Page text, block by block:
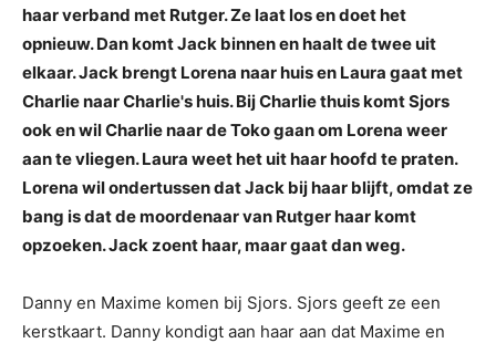
haar verband met Rutger. Ze laat los en doet het
opnieuw. Dan komt Jack binnen en haalt de twee uit
elkaar. Jack brengt Lorena naar huis en Laura gaat met
Charlie naar Charlie's huis. Bij Charlie thuis komt Sjors
ook en wil Charlie naar de Toko gaan om Lorena weer
aan te vliegen. Laura weet het uit haar hoofd te praten.
Lorena wil ondertussen dat Jack bij haar blijft, omdat ze
bang is dat de moordenaar van Rutger haar komt
opzoeken. Jack zoent haar, maar gaat dan weg.
Danny en Maxime komen bij Sjors. Sjors geeft ze een
kerstkaart. Danny kondigt aan haar aan dat Maxime en